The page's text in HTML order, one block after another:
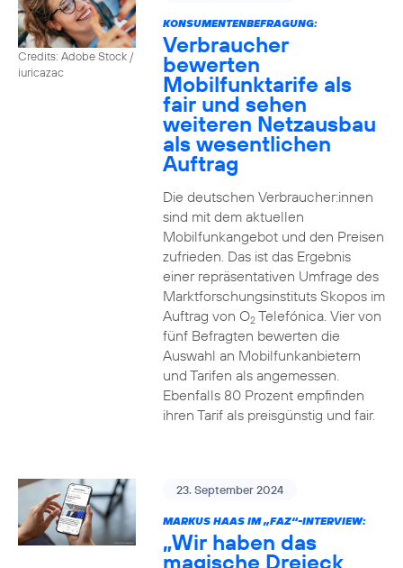
Credits: Adobe Stock /
iuricazac
KONSUMENTENBEFRAGUNG:
Verbraucher
bewerten
Mobilfunktarife als
fair und sehen
weiteren Netzausbau
als wesentlichen
Auftrag
Die deutschen Verbraucher:innen
sind mit dem aktuellen
Mobilfunkangebot und den Preisen
zufrieden. Das ist das Ergebnis
einer repräsentativen Umfrage des
Marktforschungsinstituts Skopos im
Auftrag von O2Telefónica. Vier von
fünf Befragten bewerten die
Auswahl an Mobilfunkanbietern
und Tarifen als angemessen.
Ebenfalls 80 Prozent empfinden
ihren Tarif als preisgünstig und fair.
23. September 2024
MARKUS HAAS IM „FAZ“-INTERVIEW:
„Wir haben das
magische Dreieck